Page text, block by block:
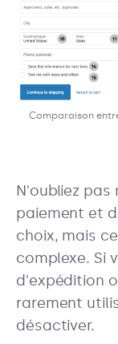
Comparaison
N'oubliez pas
paiement et
choix, mais
complexe. Si
d'expédition
rarement
désactiver.